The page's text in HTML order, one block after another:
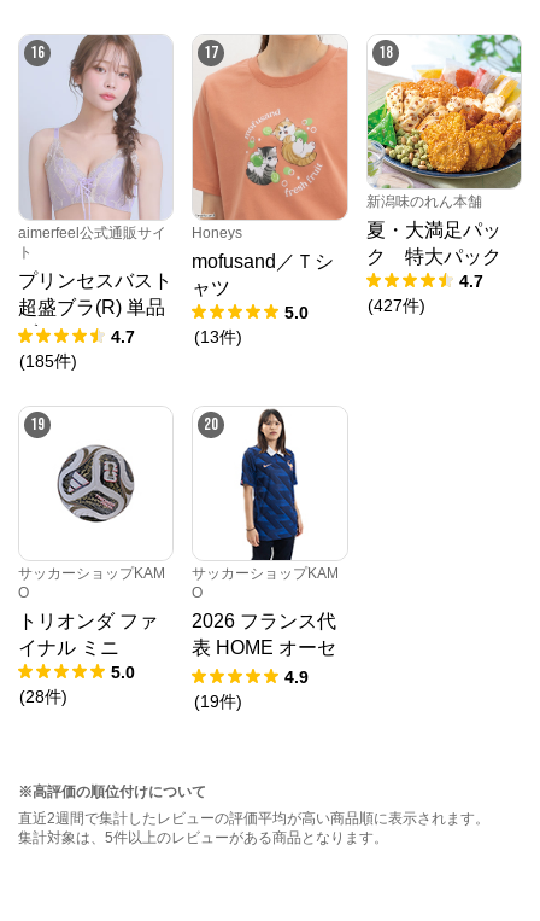
16
aimerfeel公式通販サイ
ト
プリンセスバスト
超盛ブラ(R) 単品
ブラジャー4.7
(185件)
17
Honeys
mofusand／Ｔシ
ャツ
5.0
(13件)
18
新潟味のれん本舗
夏・大満足パッ
ク 特大パック
4.7
(427件)
19
サッカーショップKAM
O
トリオンダ ファ
イナル ミニ
5.0
(28件)
20
サッカーショップKAM
O
2026 フランス代
表 HOME オーセ
ンティックユニフ
ォーム
4.9
(19件)
※高評価の順位付けについて
直近2週間で集計したレビューの評価平均が高い商品順に表示されます。
集計対象は、5件以上のレビューがある商品となります。